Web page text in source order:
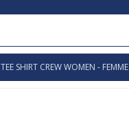
TEE SHIRT CREW WOMEN - FEMME